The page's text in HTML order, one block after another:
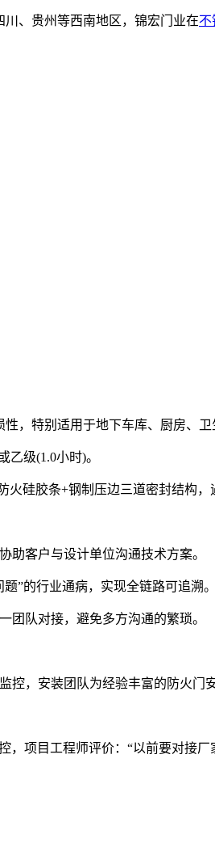
川、贵州等西南地区，锦宏门业在不
特别适用于地下车库、厨房、卫
级(1.0小时)。
胶条+钢制压边三道密封结构，
客户与设计单位沟通技术方案。
的行业通病，实现全链路可追溯。
队对接，避免多方沟通的繁琐。
安装团队为经验丰富的防火门
项目工程师评价：“以前要对接厂